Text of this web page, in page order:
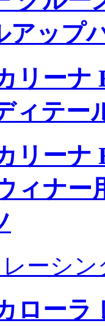
アップ
リーナ
ィテー
リーナ
ィナー
レーシ
ローラ